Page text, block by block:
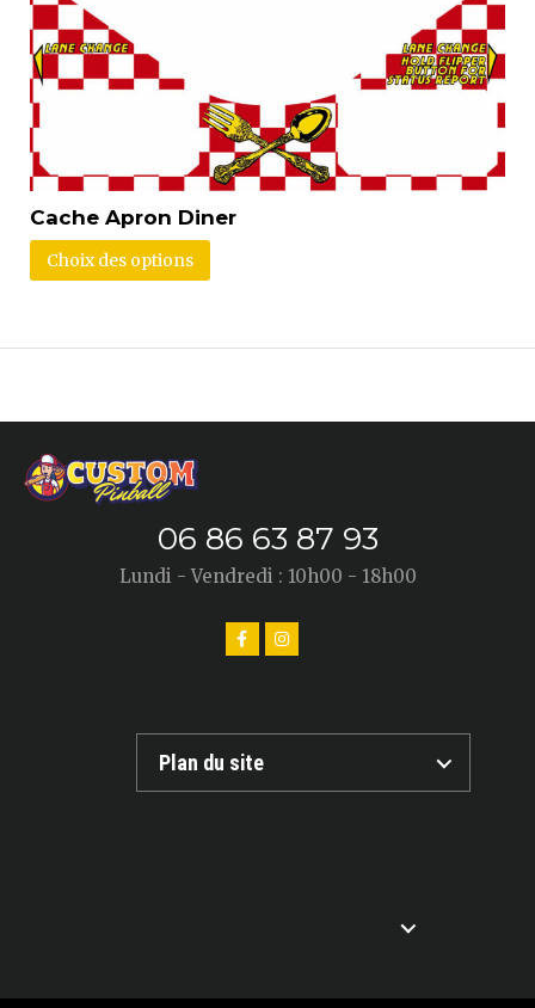
Cache Apron Diner
Choix des options
06 86 63 87 93
Lundi - Vendredi : 10h00 - 18h00
Plan du site